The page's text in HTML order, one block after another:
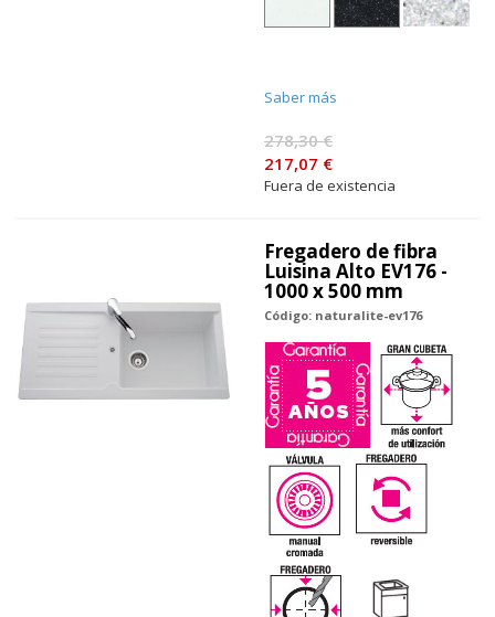
Saber más
278,30 €
217,07 €
Fuera de existencia
Fregadero de fibra
Luisina Alto EV176 -
1000 x 500 mm
Código: naturalite-ev176